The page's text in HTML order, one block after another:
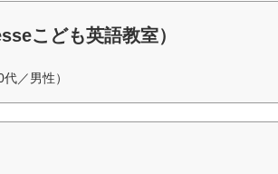
こども英語教室）
／男性）